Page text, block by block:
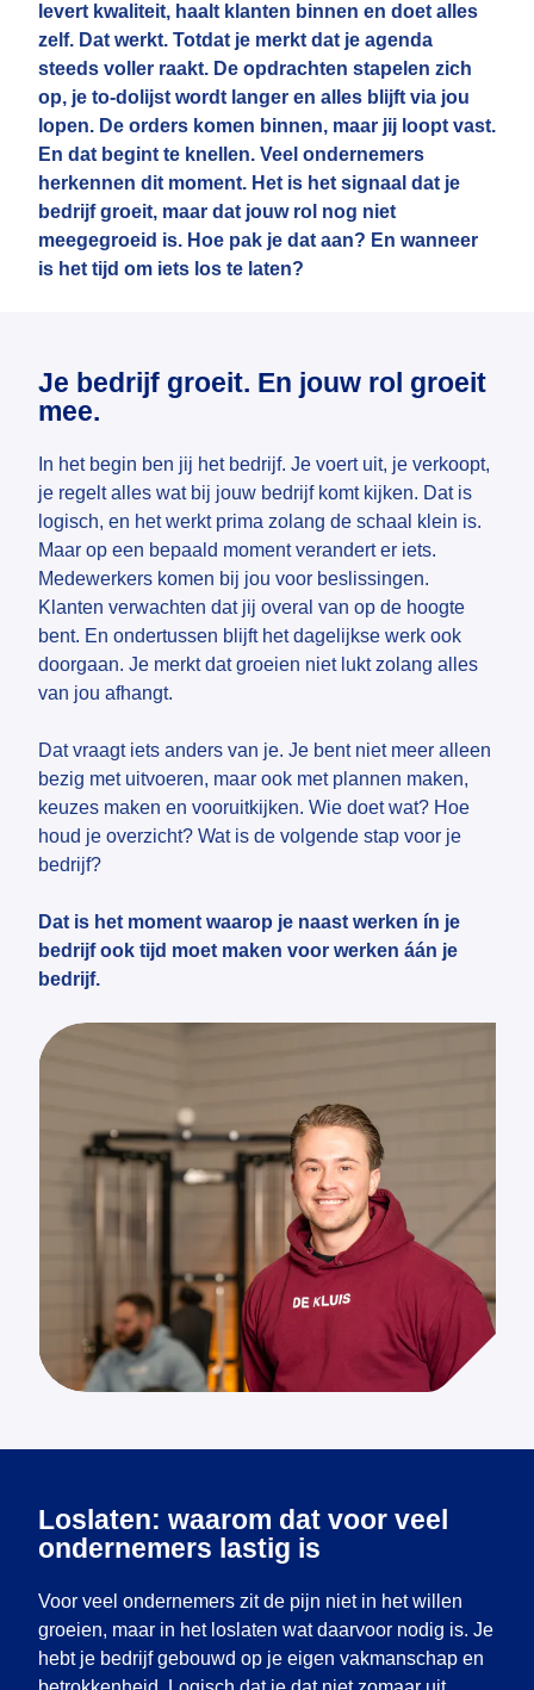
levert kwaliteit, haalt klanten binnen en doet alles
zelf. Dat werkt. Totdat je merkt dat je agenda
steeds voller raakt. De opdrachten stapelen zich
op, je to-dolijst wordt langer en alles blijft via jou
lopen. De orders komen binnen, maar jij loopt vast.
En dat begint te knellen. Veel ondernemers
herkennen dit moment. Het is het signaal dat je
bedrijf groeit, maar dat jouw rol nog niet
meegegroeid is. Hoe pak je dat aan? En wanneer
is het tijd om iets los te laten?
Je bedrijf groeit. En jouw rol groeit
mee.
In het begin ben jij het bedrijf. Je voert uit, je verkoopt,
je regelt alles wat bij jouw bedrijf komt kijken. Dat is
logisch, en het werkt prima zolang de schaal klein is.
Maar op een bepaald moment verandert er iets.
Medewerkers komen bij jou voor beslissingen.
Klanten verwachten dat jij overal van op de hoogte
bent. En ondertussen blijft het dagelijkse werk ook
doorgaan. Je merkt dat groeien niet lukt zolang alles
van jou afhangt.
Dat vraagt iets anders van je. Je bent niet meer alleen
bezig met uitvoeren, maar ook met plannen maken,
keuzes maken en vooruitkijken. Wie doet wat? Hoe
houd je overzicht? Wat is de volgende stap voor je
bedrijf?
Dat is het moment waarop je naast werken ín je
bedrijf ook tijd moet maken voor werken áán je
bedrijf.
Loslaten: waarom dat voor veel
ondernemers lastig is
Voor veel ondernemers zit de pijn niet in het willen
groeien, maar in het loslaten wat daarvoor nodig is. Je
hebt je bedrijf gebouwd op je eigen vakmanschap en